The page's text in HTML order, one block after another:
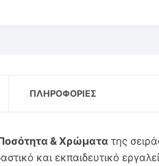
ΠΛΗΡΟΦΟΡΊΕΣ
& Χρώματα της
και εκπαιδευτικό